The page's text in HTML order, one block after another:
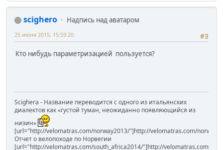
scighero
Надпись над аватаром
#3
25 июня 2015, 15:59:20
Кто нибудь параметризацией пользуется?
Scighera - Название переводится с одного из итальянских
диалектов как «густой туман, неожиданно появляющийся из
низин»
[url="http://velomatras.com/norway2013/"]http://velomatras.com/
Отчет о велопоходе по Норвегии
[url="http://velomatras.com/south_africa2014/"]http://velomatras.com/